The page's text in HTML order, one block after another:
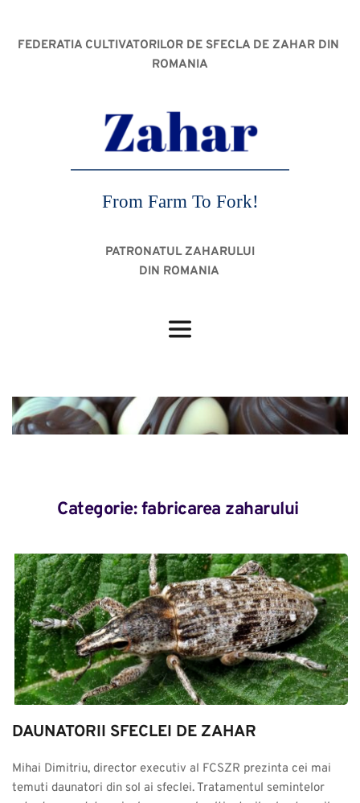
FEDERATIA CULTIVATORILOR DE SFECLA DE ZAHAR DIN
ROMANIA
From Farm To Fork!
PATRONATUL ZAHARULUI
DIN ROMANIA
Categorie: fabricarea zaharului
DAUNATORII SFECLEI DE ZAHAR
Mihai Dimitriu, director executiv al FCSZR prezinta cei mai
temuti daunatori din sol ai sfeclei. Tratamentul semintelor